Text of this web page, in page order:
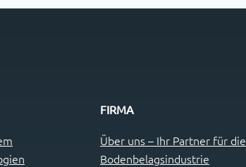
FIRMA
Über uns – Ihr Partner für die
Bodenbelagsindustrie